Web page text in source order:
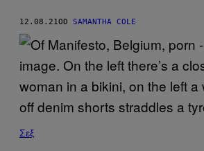
12.08.21OD SAMANTHA COLE
Σεξ